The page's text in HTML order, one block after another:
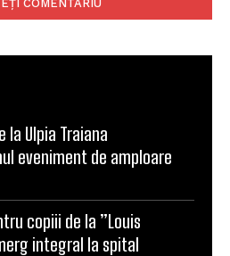
Ulpia Traiana
eveniment de amploare
copiii de la ”Louis
integral la spital